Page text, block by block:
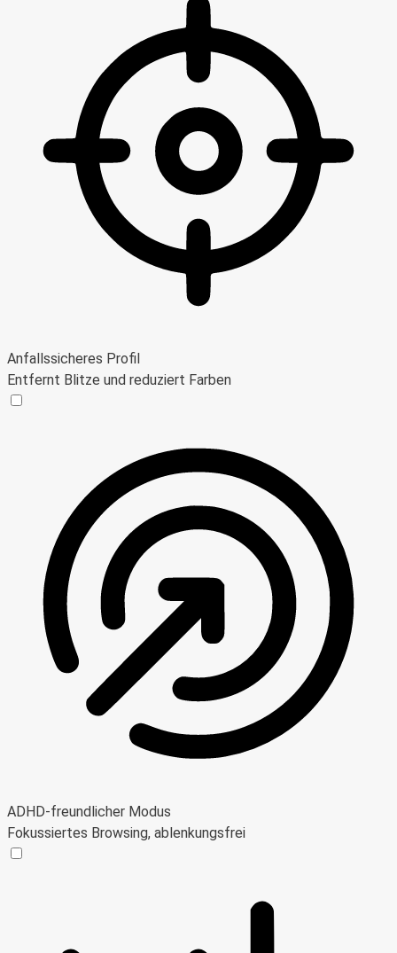
Anfallssicheres Profil
Entfernt Blitze und reduziert Farben
ADHD-freundlicher Modus
Fokussiertes Browsing, ablenkungsfrei